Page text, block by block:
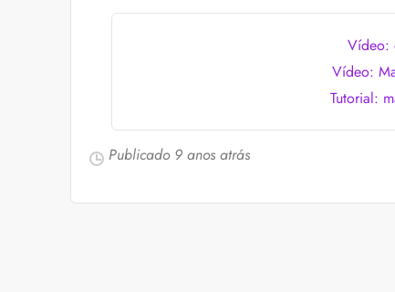
Vídeo:
Vídeo:
Tutorial:
Publicado9 anos atrás